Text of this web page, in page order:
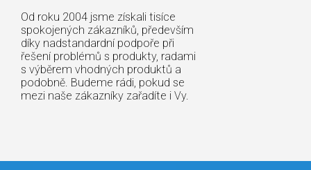
Od roku 2004 jsme získali tisíce
spokojených zákazníků, především
díky nadstandardní podpoře při
řešení problémů s produkty, radami
s výběrem vhodných produktů a
podobně. Budeme rádi, pokud se
mezi naše zákazníky zařadíte i Vy.